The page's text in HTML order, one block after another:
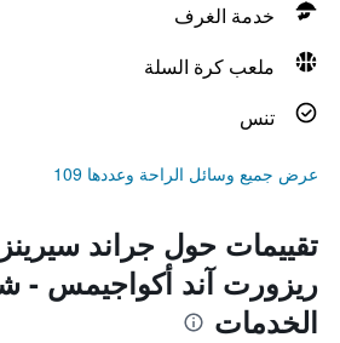
خدمة الغرف
ملعب كرة السلة
تنس
عرض جميع وسائل الراحة وعددها 109
تقييمات حول جراند سيرينز
ريزورت آند أكواجيمس -
الخدمات